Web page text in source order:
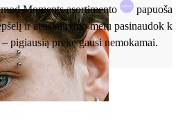
Moments asortimento
ir atsiskaitymo metu pasinaudok
– pigiausią prekę gausi nemokamai.